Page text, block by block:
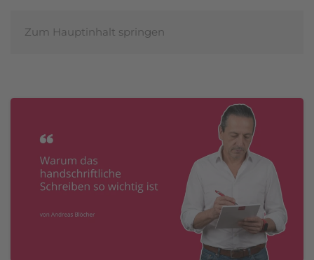
Zum Hauptinhalt springen
ANDREASBLÖCHER